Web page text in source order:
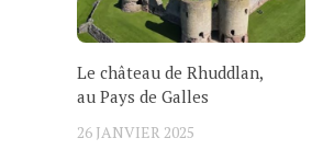
Le château de Rhuddlan,
au Pays de Galles
26 JANVIER 2025